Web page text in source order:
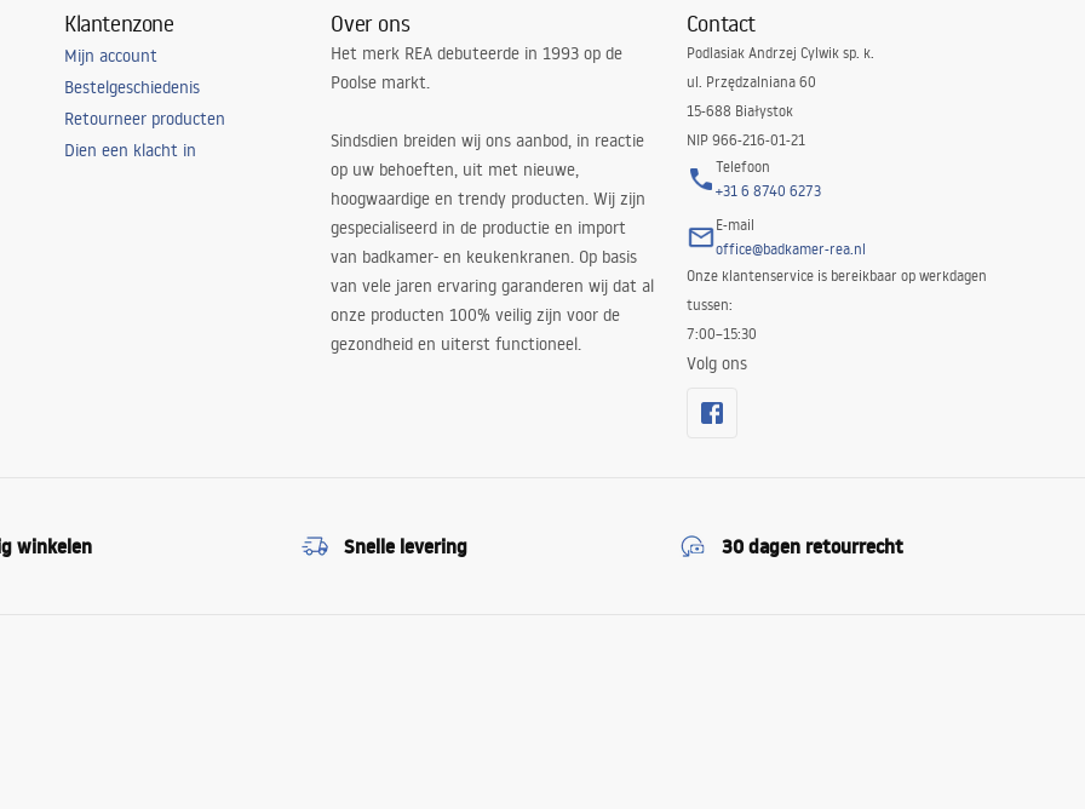
Klantenzone
Mijn account
Bestelgeschiedenis
Retourneer producten
Dien een klacht in
Over ons
Het merk REA debuteerde in 1993 op de
Poolse markt.
Sindsdien breiden wij ons aanbod, in reactie
op uw behoeften, uit met nieuwe,
hoogwaardige en trendy producten. Wij zijn
gespecialiseerd in de productie en import
van badkamer- en keukenkranen. Op basis
van vele jaren ervaring garanderen wij dat al
onze producten 100% veilig zijn voor de
gezondheid en uiterst functioneel.
Contact
Podlasiak Andrzej Cylwik sp. k.
ul. Przędzalniana 60
15-688 Białystok
NIP 966-216-01-21
Telefoon
+31 6 8740 6273
E-mail
office@badkamer-rea.nl
Onze klantenservice is bereikbaar op werkdagen
tussen:
7:00–15:30
Volg ons
winkelen Snelle levering 30 dagen retourrecht